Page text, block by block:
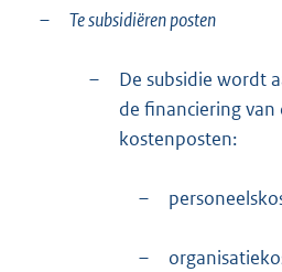
–
Te subsidiëren posten
–
De subsidie wordt
de financiering van
kostenposten:
–
–